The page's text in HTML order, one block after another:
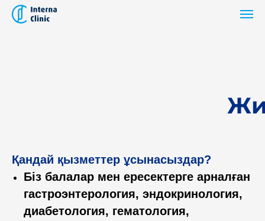
Қандай қызметтер ұсынасыздар?
Біз балалар мен ересектерге арналған
гастроэнтерология, эндокринология,
диабетология, гематология,